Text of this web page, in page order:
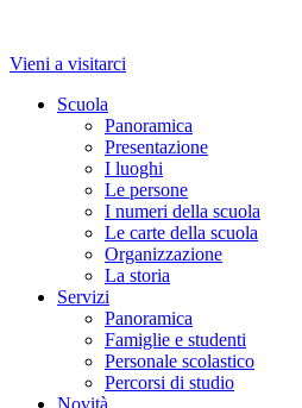
Vieni a visitarci
Scuola
Panoramica
Presentazione
I luoghi
Le persone
I numeri della scuola
Le carte della scuola
Organizzazione
La storia
Servizi
Panoramica
Famiglie e studenti
Personale scolastico
Percorsi di studio
Novità